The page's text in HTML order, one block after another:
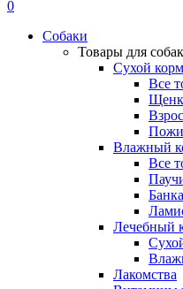
0
Собаки
Товары для собак
Сухой корм
Все
Влажный
Все
Банка
Лечебный
Лакомства